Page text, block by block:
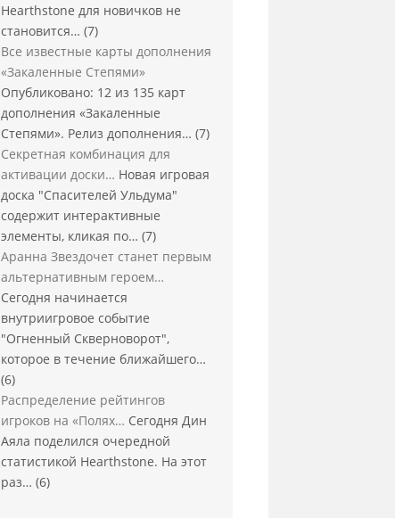
Hearthstone для новичков не
становится… (7)
Все известные карты дополнения
«Закаленные Степями»
Опубликовано: 12 из 135 карт
дополнения «Закаленные
Степями». Релиз дополнения… (7)
Секретная комбинация для
активации доски… Новая игровая
доска "Спасителей Ульдума"
содержит интерактивные
элементы, кликая по… (7)
Аранна Звездочет станет первым
альтернативным героем…
Сегодня начинается
внутриигровое событие
"Огненный Скверноворот",
которое в течение ближайшего…
(6)
Распределение рейтингов
игроков на «Полях… Сегодня Дин
Аяла поделился очередной
статистикой Hearthstone. На этот
раз… (6)